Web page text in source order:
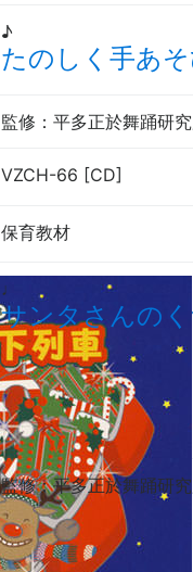
♪
たのしく手あ
監修 ：平多正於舞踊研
VZCH-66 [CD]
保育教材
♩
サンタさんの
監修：平多正於舞踊研